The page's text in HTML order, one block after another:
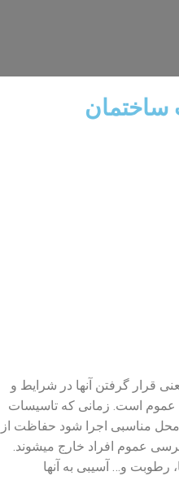
قرار گرفتن آنها در شرایط و
عموم است. زمانی که تاسیسات
مناسبی اجرا شود حفاظت از
عموم افراد خارج میشوند.
رطوبت و… آسیبی به آنها